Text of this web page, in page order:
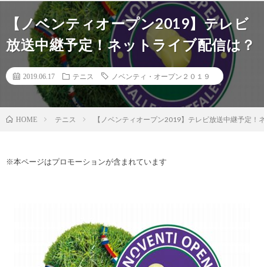
【ノベンティオープン2019】テレビ
放送中継予定！ネットライブ配信は？
2019.06.17 テニス ノベンティ・オープン２０１９
HOME テニス 【ノベンティオープン2019】テレビ放送中継予定！
※本ページはプロモーションが含まれています